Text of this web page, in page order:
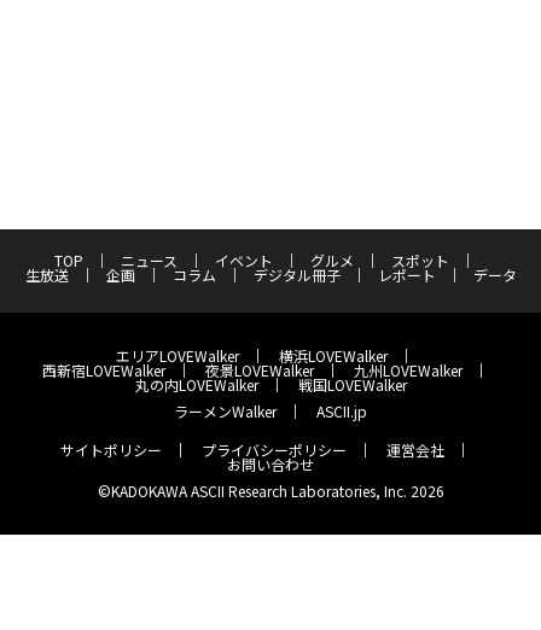
TOP ニュース イベント グルメ スポット
生放送 企画 コラム デジタル冊子 レポート データ
エリアLOVEWalker 横浜LOVEWalker
西新宿LOVEWalker 夜景LOVEWalker 九州LOVEWalker
丸の内LOVEWalker
戦国LOVEWalker
ラーメンWalker
ASCII.jp
サイトポリシー
プライバシーポリシー 運営会社
お問い合わせ
©KADOKAWA ASCII Research Laboratories, Inc. 2026